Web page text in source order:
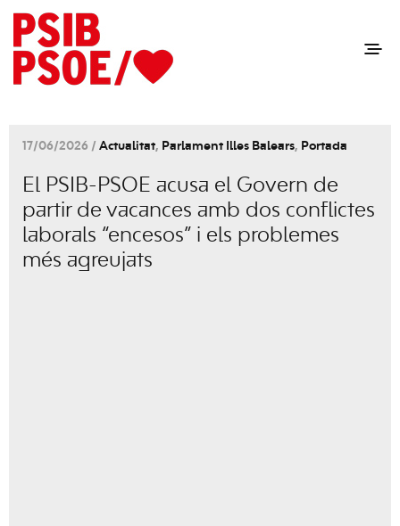
17/06/2026 / Actualitat, Parlament Illes Balears, Portada
El PSIB-PSOE acusa el Govern de
partir de vacances amb dos conflictes
laborals “encesos” i els problemes
més agreujats